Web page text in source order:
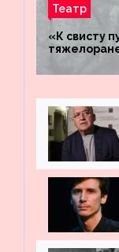
Театр
«К свисту
четыре
поле